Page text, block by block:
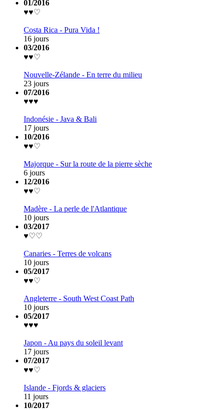
01/2016
♥♥♡
Costa Rica - Pura Vida !
16 jours
03/2016
♥♥♡
Nouvelle-Zélande - En terre du milieu
23 jours
07/2016
♥♥♥
Indonésie - Java & Bali
17 jours
10/2016
♥♥♡
Majorque - Sur la route de la pierre sèche
6 jours
12/2016
♥♥♡
Madère - La perle de l'Atlantique
10 jours
03/2017
♥♡♡
Canaries - Terres de volcans
10 jours
05/2017
♥♥♡
Angleterre - South West Coast Path
10 jours
05/2017
♥♥♥
Japon - Au pays du soleil levant
17 jours
07/2017
♥♥♡
Islande - Fjords & glaciers
11 jours
10/2017